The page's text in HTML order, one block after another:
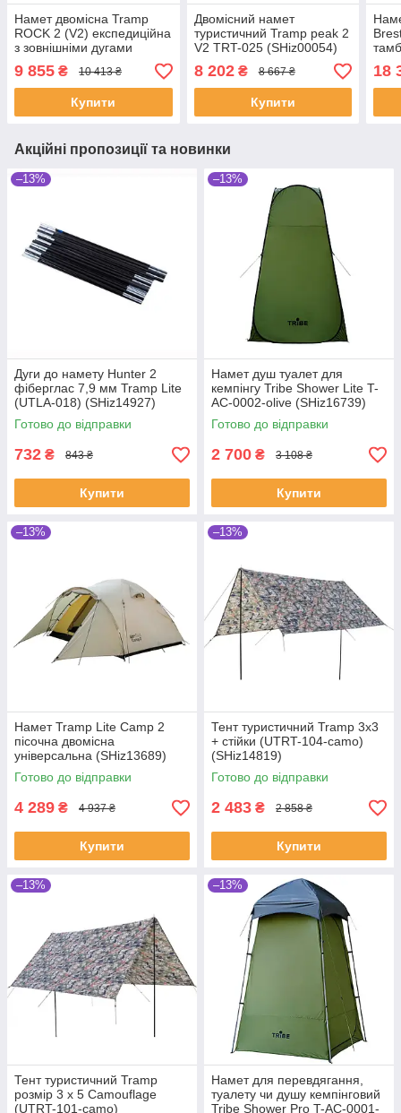
Намет двомісна Tramp
ROCK 2 (V2) експедиційна
з зовнішніми дугами
(SHiz12917)
9 855 ₴ 10 413 ₴
Купити
Двомісний намет
туристичний Tramp peak 2
V2 TRT-025 (SHiz00054)
8 202₴ 8 667 ₴
Купити
18
Акційні пропозиції та новинки
–13%
Дуги до намету Hunter 2
фіберглас 7,9 мм Tramp Lite
(UTLA-018) (SHiz14927)
Готово до відправки
732 ₴ 843 ₴
Купити
–13%
Намет душ туалет для
кемпінгу Tribe Shower Lite T-
AC-0002-olive (SHiz16739)
Готово до відправки
2 700 ₴ 3 108 ₴
Купити
–13%
Намет Tramp Lite Camp 2
пісочна двомісна
універсальна (SHiz13689)
Готово до відправки
4 289 ₴ 4 937 ₴
Купити
–13%
Тент туристичний Tramp 3х3
+ стійки (UTRT-104-camo)
(SHiz14819)
Готово до відправки
2 483 ₴ 2 858 ₴
Купити
–13%
Тент туристичний Tramp
розмір 3 х 5 Camouflage
(UTRT-101-camo)
–13%
Намет для перевдягання,
туалету чи душу кемпінговий
Tribe Shower Pro T-AC-0001-